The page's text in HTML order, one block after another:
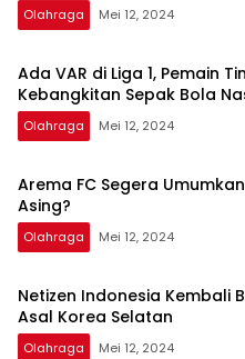
Olahraga Mei 12, 2024
Ada VAR di Liga 1, Pemain
Kebangkitan Sepak Bola
Olahraga Mei 12, 2024
Arema FC Segera
Asing?
Olahraga Mei 12, 2024
Netizen Indonesia Kembali
Asal Korea Selatan
Olahraga Mei 12, 2024